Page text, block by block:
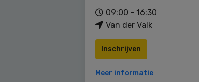
09:00 - 16:30
Van der Valk
Inschrijven
Meer informatie